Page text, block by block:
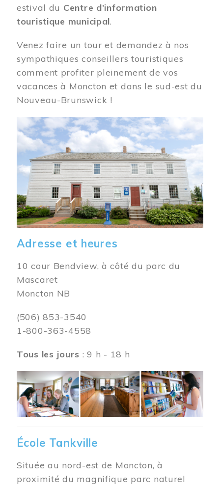
estival du Centre d’information
touristique municipal.
Venez faire un tour et demandez à nos
sympathiques conseillers touristiques
comment profiter pleinement de vos
vacances à Moncton et dans le sud-est du
Nouveau-Brunswick !
Image
Adresse et heures
10 cour Bendview, à côté du parc du
Mascaret
Moncton NB
(506) 853-3540
1-800-363-4558
Tous les jours : 9 h - 18 h
Image
École Tankville
Située au nord-est de Moncton, à
proximité du magnifique parc naturel